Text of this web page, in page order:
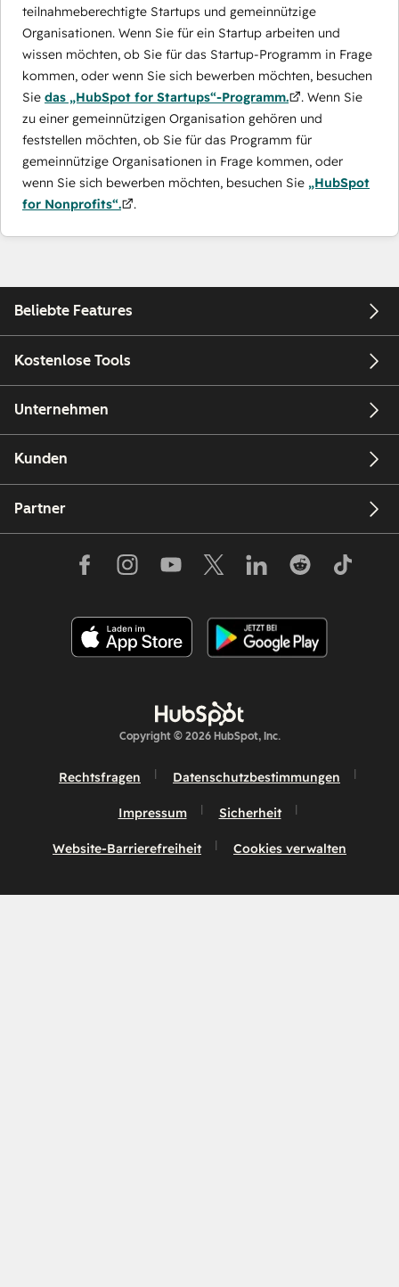
teilnahmeberechtigte Startups und gemeinnützige
Organisationen. Wenn Sie für ein Startup arbeiten und
wissen möchten, ob Sie für das Startup-Programm in Frage
kommen, oder wenn Sie sich bewerben möchten, besuchen
Sie das „HubSpot for Startups“-Programm.
. Wenn Sie
zu einer gemeinnützigen Organisation gehören und
feststellen möchten, ob Sie für das Programm für
gemeinnützige Organisationen in Frage kommen, oder
wenn Sie sich bewerben möchten, besuchen Sie „HubSpot
for Nonprofits“.
.
Beliebte Features
Kostenlose Tools
Unternehmen
Kunden
Partner
Copyright © 2026 HubSpot, Inc.
Rechtsfragen Datenschutzbestimmungen
Impressum Sicherheit
Website-Barrierefreiheit Cookies verwalten